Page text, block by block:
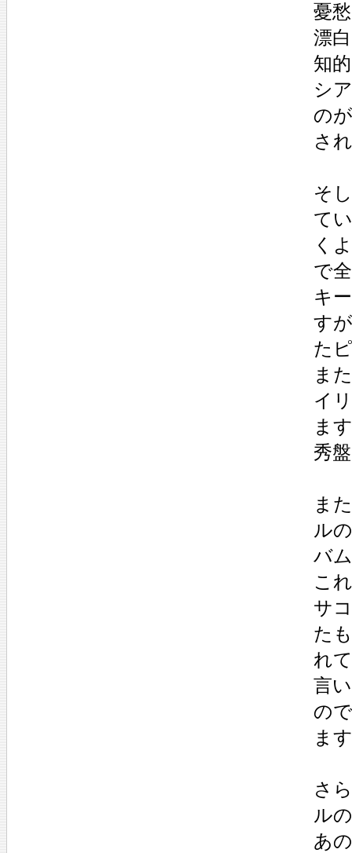
憂
漂
知
シ
の
さ
そ
て
く
で
キ
す
た
ま
イ
ま
秀
ま
ル
バ
こ
サ
た
れ
言
の
ま
さ
ル
あ